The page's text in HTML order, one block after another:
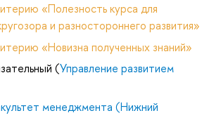
«Полезность курса для
и разностороннего развития»
«Новизна полученных знаний»
(Управление развитием
менеджмента (Нижний